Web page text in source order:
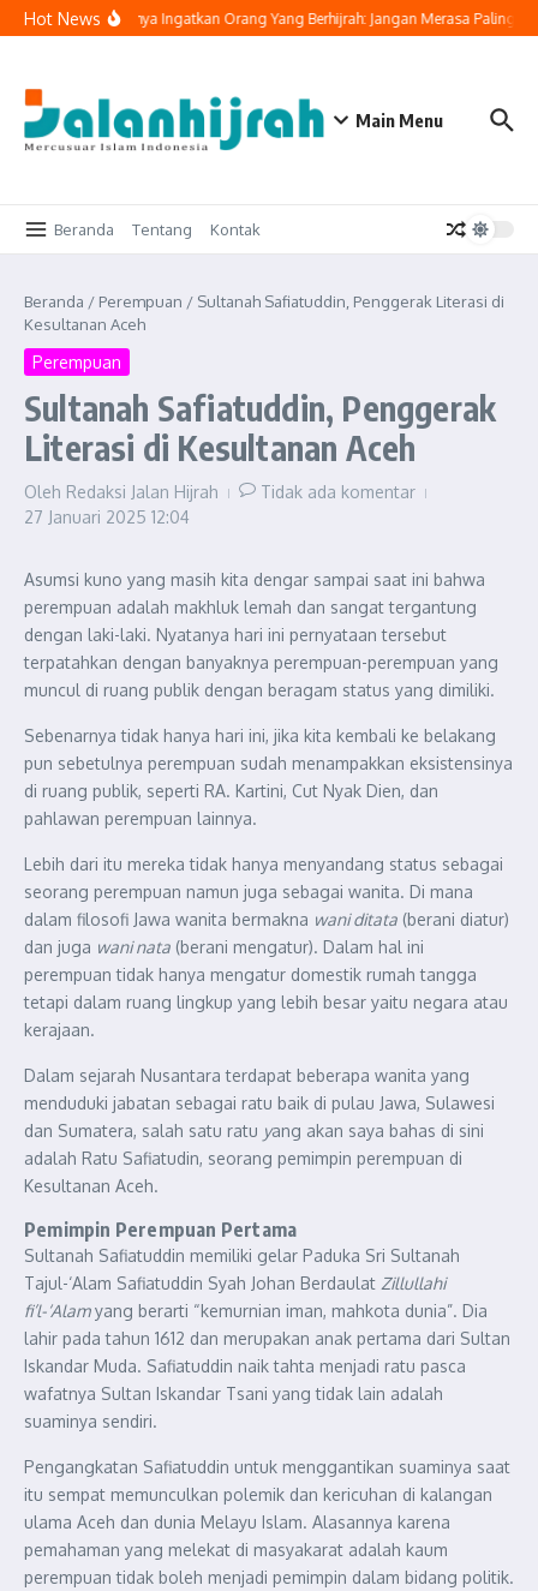
Lewati ke konten
Hot NewsBuya Yahya Ingatkan Orang Yang Berhijrah: Jangan Merasa Paling
Main Menu
Beranda Tentang Kontak
Beranda / Perempuan / Sultanah Safiatuddin, Penggerak Literasi di
Kesultanan Aceh
Perempuan
Sultanah Safiatuddin, Penggerak
Literasi di Kesultanan Aceh
Oleh Redaksi Jalan Hijrah
Tidak ada komentar
27 Januari 2025 12:04
Asumsi kuno yang masih kita dengar sampai saat ini bahwa
perempuan adalah makhluk lemah dan sangat tergantung
dengan laki-laki. Nyatanya hari ini pernyataan tersebut
terpatahkan dengan banyaknya perempuan-perempuan yang
muncul di ruang publik dengan beragam status yang dimiliki.
Sebenarnya tidak hanya hari ini, jika kita kembali ke belakang
pun sebetulnya perempuan sudah menampakkan eksistensinya
di ruang publik, seperti RA. Kartini, Cut Nyak Dien, dan
pahlawan perempuan lainnya.
Lebih dari itu mereka tidak hanya menyandang status sebagai
seorang perempuan namun juga sebagai wanita. Di mana
dalam filosofi Jawa wanita bermakna wani ditata (berani diatur)
dan juga wani nata (berani mengatur). Dalam hal ini
perempuan tidak hanya mengatur domestik rumah tangga
tetapi dalam ruang lingkup yang lebih besar yaitu negara atau
kerajaan.
Dalam sejarah Nusantara terdapat beberapa wanita yang
menduduki jabatan sebagai ratu baik di pulau Jawa, Sulawesi
dan Sumatera, salah satu ratu yang akan saya bahas di sini
adalah Ratu Safiatudin, seorang pemimpin perempuan di
Kesultanan Aceh.
Pemimpin Perempuan Pertama
Sultanah Safiatuddin memiliki gelar Paduka Sri Sultanah
Tajul-‘Alam Safiatuddin Syah Johan Berdaulat Zillullahi
fi’l-‘Alamyang berarti “kemurnian iman, mahkota dunia”. Dia
lahir pada tahun 1612 dan merupakan anak pertama dari Sultan
Iskandar Muda. Safiatuddin naik tahta menjadi ratu pasca
wafatnya Sultan Iskandar Tsani yang tidak lain adalah
suaminya sendiri.
Pengangkatan Safiatuddin untuk menggantikan suaminya saat
itu sempat memunculkan polemik dan kericuhan di kalangan
ulama Aceh dan dunia Melayu Islam. Alasannya karena
pemahaman yang melekat di masyakarat adalah kaum
perempuan tidak boleh menjadi pemimpin dalam bidang politik.